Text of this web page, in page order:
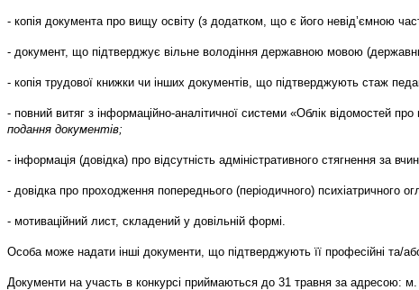
- копія документа про вищу освіту (з додатком, що є його невід’ємною
- документ, що підтверджує вільне володіння державною мовою
- копія трудової книжки чи інших документів, що підтверджують стаж
- повний витяг з інформаційно-аналітичної системи «Облік відомостей
подання документів;
- інформація (довідка) про відсутність адміністративного стягнення за
- довідка про проходження попереднього (періодичного) психіатричного
- мотиваційний лист, складений у довільній формі.
Особа може надати інші документи, що підтверджують її професійні та/або
Документи на участь в конкурсі приймаються до 31 травня за адресою: м.